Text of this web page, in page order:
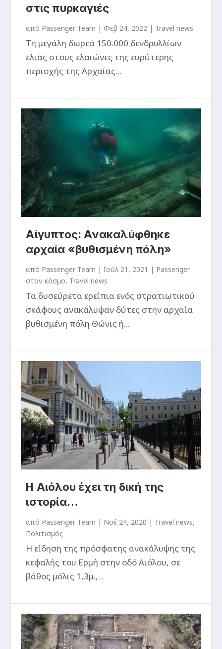
στις πυρκαγιές
από Passenger Team | Φεβ 24, 2022 | Travel news
Τη μεγάλη δωρεά 150.000 δενδρυλλίων
ελιάς στους ελαιώνες της ευρύτερης
περιοχής της Αρχαίας...
Αίγυπτος: Ανακαλύφθηκε
αρχαία «βυθισμένη πόλη»
από Passenger Team |Ιούλ 21, 2021 | Passenger
στον κόσμο, Travel news
Τα δυσεύρετα ερείπια ενός στρατιωτικού
σκάφους ανακάλυψαν δύτες στην αρχαία
βυθισμένη πόλη Θώνις ή...
Η Αιόλου έχει τη δική της
ιστορία…
από Passenger Team | Νοέ 24, 2020 | Travel news,
Πολιτισμός
Η είδηση της πρόσφατης ανακάλυψης της
κεφαλής του Ερμή στην οδό Αιόλου, σε
βάθος μόλις 1,3μ.,...